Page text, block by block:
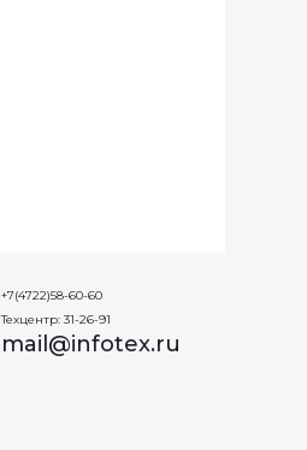
+7(4722)58-60-60
Техцентр: 31-26-91
mail@infotex.ru